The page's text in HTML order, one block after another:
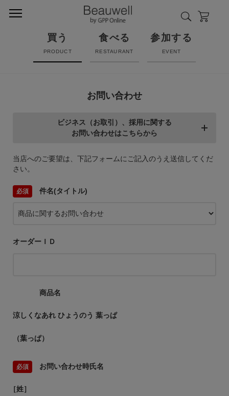
買う
PRODUCT
食べる
RESTAURANT
参加する
EVENT
お問い合わせ
ビジネス（お取引）、採用に関する
お問い合わせはこちらから
当店へのご要望は、下記フォームにご記入のうえ送信してくだ
さい。
件名(タイトル)
オーダーＩＤ
商品名
涼しくなあれ ひょうのう 葉っぱ
（葉っぱ）
お問い合わせ時氏名
［姓］